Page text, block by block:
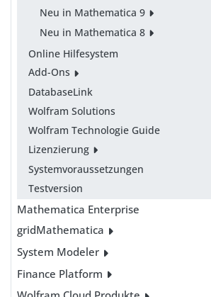
Neu in Mathematica 9
Neu in Mathematica 8
Online Hilfesystem
Add-Ons
DatabaseLink
Wolfram Solutions
Wolfram Technologie Guide
Lizenzierung
Systemvoraussetzungen
Testversion
Mathematica Enterprise
gridMathematica
System Modeler
Finance Platform